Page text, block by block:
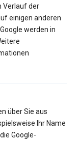
Verlauf der
einigen anderen
werden in
über Sie aus
Ihr Name
Google-